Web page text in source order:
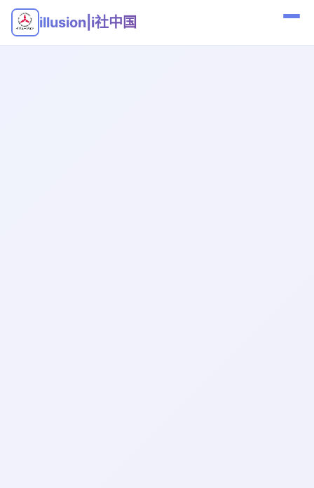
illusion|i社中国